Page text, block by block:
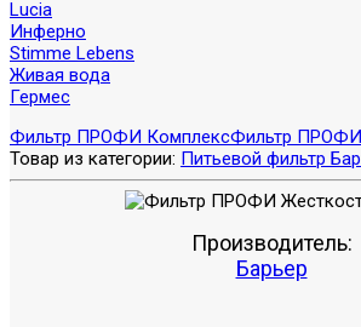
Lucia
Инферно
Stimme Lebens
Живая вода
Гермес
Фильтр ПРОФИ КомплексФильтр ПРОФИ
Товар из категории: Питьевой фильтр
Производитель:
Барьер